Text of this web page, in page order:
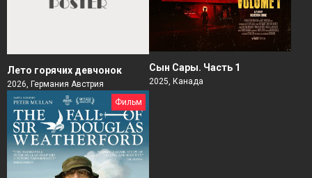
Лето горячих девчонок
2026, Германия Австрия
Сын Сары. Часть 1
2025, Канада
Фильм